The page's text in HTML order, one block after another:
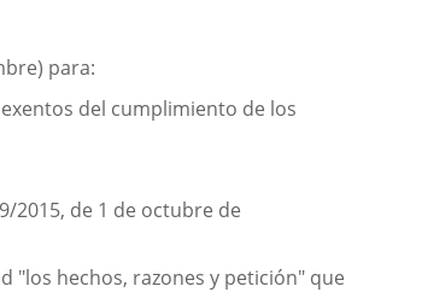
para:
del cumplimiento de los
2015, de 1 de octubre de
"los hechos, razones y petición" que